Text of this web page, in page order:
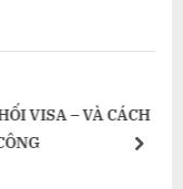
VISA – VÀ CÁCH
next